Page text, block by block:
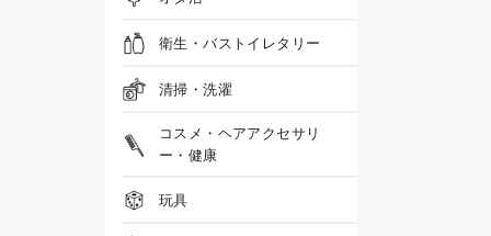
衛生・バストイレタリー
清掃・洗濯
コスメ・ヘアアクセサリ
ー・健康
玩具